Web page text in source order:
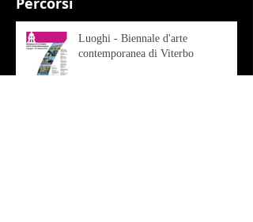
Luoghi - Biennale d'arte
contemporanea di Viterbo